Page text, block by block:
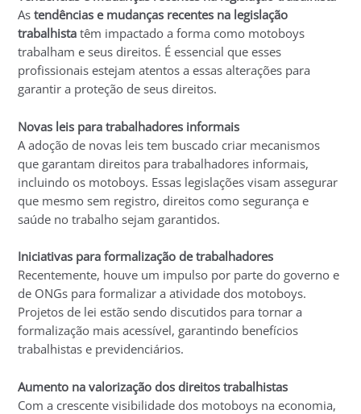
Astendências e mudanças recentes na legislação
trabalhista têm impactado a forma como motoboys
trabalham e seus direitos. É essencial que esses
profissionais estejam atentos a essas alterações para
garantir a proteção de seus direitos.
Novas leis para trabalhadores informais
A adoção de novas leis tem buscado criar mecanismos
que garantam direitos para trabalhadores informais,
incluindo os motoboys. Essas legislações visam assegurar
que mesmo sem registro, direitos como segurança e
saúde no trabalho sejam garantidos.
Iniciativas para formalização de trabalhadores
Recentemente, houve um impulso por parte do governo e
de ONGs para formalizar a atividade dos motoboys.
Projetos de lei estão sendo discutidos para tornar a
formalização mais acessível, garantindo benefícios
trabalhistas e previdenciários.
Aumento na valorização dos direitos trabalhistas
Com a crescente visibilidade dos motoboys na economia,